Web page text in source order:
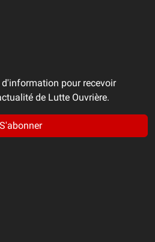
pour recevoir
de Lutte Ouvrière.
S'abonner